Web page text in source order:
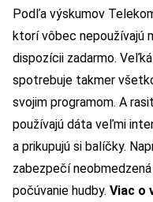
Podľa výskumov
ktorí vôbec nepoužívajú
dispozícii zadarmo.
spotrebuje takmer
svojim programom. A
používajú dáta veľmi
a prikupujú si balíčky.
zabezpečí
počúvanie hudby. Viac o